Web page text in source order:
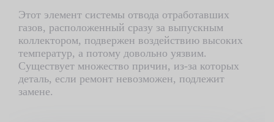
Этот элемент системы отвода отработавших
газов, расположенный сразу за выпускным
коллектором, подвержен воздействию высоких
температур, а потому довольно уязвим.
Существует множество причин, из-за которых
деталь, если ремонт невозможен, подлежит
замене.